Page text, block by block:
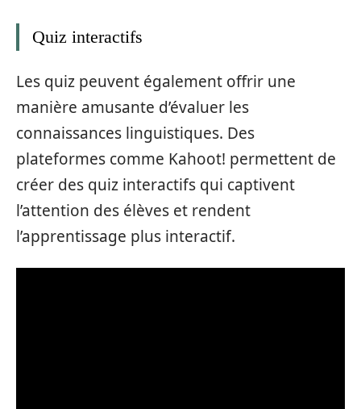
Quiz interactifs
Les quiz peuvent également offrir une
manière amusante d’évaluer les
connaissances linguistiques. Des
plateformes comme Kahoot! permettent de
créer des quiz interactifs qui captivent
l’attention des élèves et rendent
l’apprentissage plus interactif.